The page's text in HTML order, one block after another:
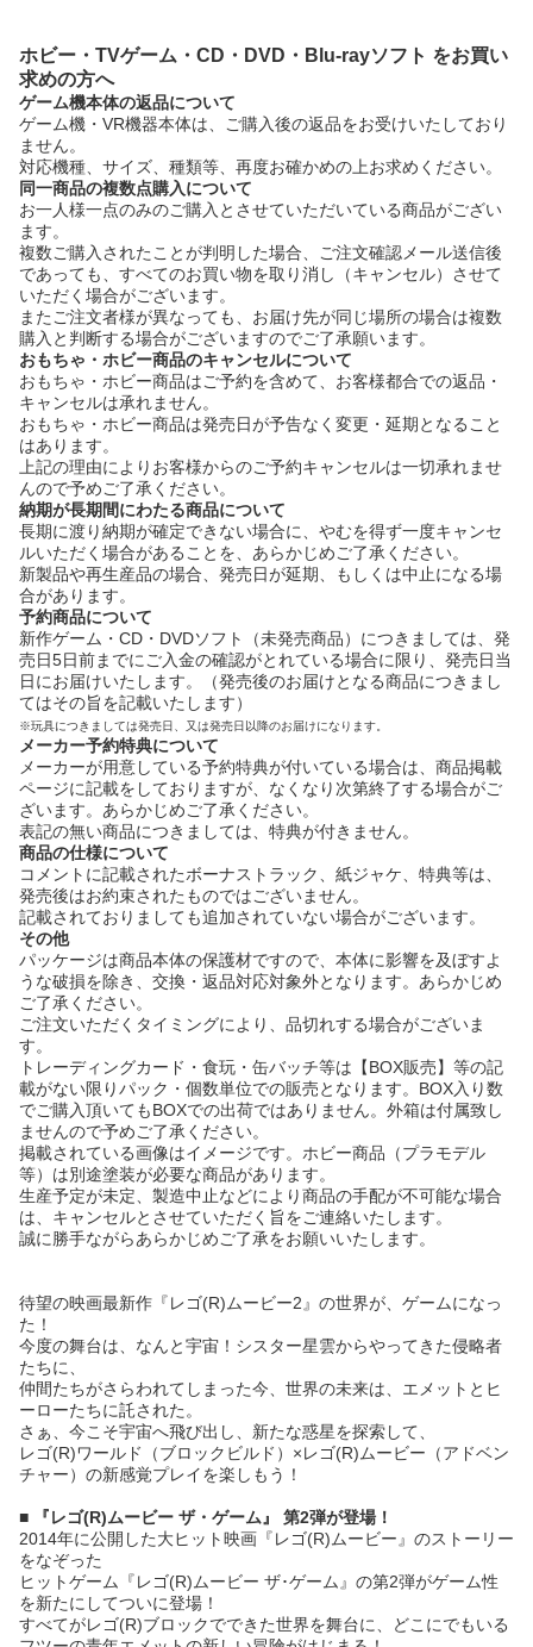
ホビー・TVゲーム・CD・DVD・Blu-rayソフト をお買い
求めの方へ
ゲーム機本体の返品について
ゲーム機・VR機器本体は、ご購入後の返品をお受けいたしており
ません。
対応機種、サイズ、種類等、再度お確かめの上お求めください。
同一商品の複数点購入について
お一人様一点のみのご購入とさせていただいている商品がござい
ます。
複数ご購入されたことが判明した場合、ご注文確認メール送信後
であっても、すべてのお買い物を取り消し（キャンセル）させて
いただく場合がございます。
またご注文者様が異なっても、お届け先が同じ場所の場合は複数
購入と判断する場合がございますのでご了承願います。
おもちゃ・ホビー商品のキャンセルについて
おもちゃ・ホビー商品はご予約を含めて、お客様都合での返品・
キャンセルは承れません。
おもちゃ・ホビー商品は発売日が予告なく変更・延期となること
はあります。
上記の理由によりお客様からのご予約キャンセルは一切承れませ
んので予めご了承ください。
納期が長期間にわたる商品について
長期に渡り納期が確定できない場合に、やむを得ず一度キャンセ
ルいただく場合があることを、あらかじめご了承ください。
新製品や再生産品の場合、発売日が延期、もしくは中止になる場
合があります。
予約商品について
新作ゲーム・CD・DVDソフト（未発売商品）につきましては、発
売日5日前までにご入金の確認がとれている場合に限り、発売日当
日にお届けいたします。（発売後のお届けとなる商品につきまし
てはその旨を記載いたします）
※玩具につきましては発売日、又は発売日以降のお届けになります。
メーカー予約特典について
メーカーが用意している予約特典が付いている場合は、商品掲載
ページに記載をしておりますが、なくなり次第終了する場合がご
ざいます。あらかじめご了承ください。
表記の無い商品につきましては、特典が付きません。
商品の仕様について
コメントに記載されたボーナストラック、紙ジャケ、特典等は、
発売後はお約束されたものではございません。
記載されておりましても追加されていない場合がございます。
その他
パッケージは商品本体の保護材ですので、本体に影響を及ぼすよ
うな破損を除き、交換・返品対応対象外となります。あらかじめ
ご了承ください。
ご注文いただくタイミングにより、品切れする場合がございま
す。
トレーディングカード・食玩・缶バッチ等は【BOX販売】等の記
載がない限りパック・個数単位での販売となります。BOX入り数
でご購入頂いてもBOXでの出荷ではありません。外箱は付属致し
ませんので予めご了承ください。
掲載されている画像はイメージです。ホビー商品（プラモデル
等）は別途塗装が必要な商品があります。
生産予定が未定、製造中止などにより商品の手配が不可能な場合
は、キャンセルとさせていただく旨をご連絡いたします。
誠に勝手ながらあらかじめご了承をお願いいたします。
待望の映画最新作『レゴ(R)ムービー2』の世界が、ゲームになっ
た！
今度の舞台は、なんと宇宙！シスター星雲からやってきた侵略者
たちに、
仲間たちがさらわれてしまった今、世界の未来は、エメットとヒ
ーローたちに託された。
さぁ、今こそ宇宙へ飛び出し、新たな惑星を探索して、
レゴ(R)ワールド（ブロックビルド）×レゴ(R)ムービー（アドベン
チャー）の新感覚プレイを楽しもう！
■ 『レゴ(R)ムービー ザ・ゲーム』 第2弾が登場！
2014年に公開した大ヒット映画『レゴ(R)ムービー』のストーリー
をなぞった
ヒットゲーム『レゴ(R)ムービー ザ･ゲーム』の第2弾がゲーム性
を新たにしてついに登場！
すべてがレゴ(R)ブロックでできた世界を舞台に、どこにでもいる